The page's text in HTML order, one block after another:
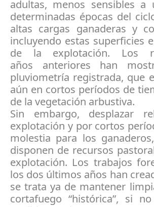
adultas, menos sensibles
determinadas épocas del
altas cargas ganaderas y
incluyendo estas superficies
de la explotación. Los
años anteriores han
pluviometría registrada, que
aún en cortos períodos de
de la vegetación arbustiva.
Sin embargo, desplazar
explotación y por cortos
molestia para los
disponen de recursos
explotación. Los trabajos
los dos últimos años han
se trata ya de mantener
cortafuego “histórica”, si